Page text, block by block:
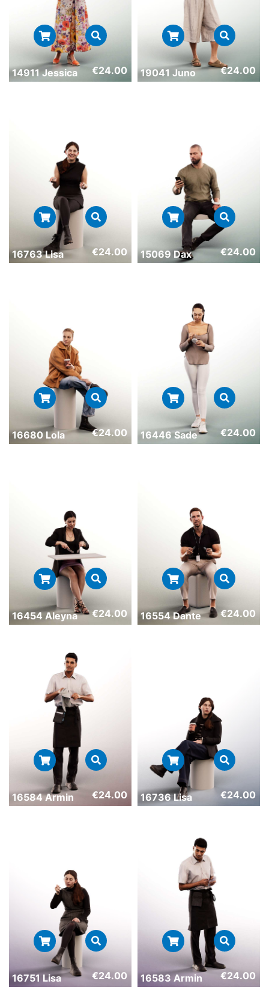
14911 Jessica €24.00 19041 Juno €24.00
16763 Lisa €24.00 15069 Dax €24.00
16680 Lola €24.00 16446 Sade €24.00
16454 Aleyna €24.00 16554 Dante €24.00
16584 Armin €24.00 16736 Lisa €24.00
16751 Lisa €24.00 16583 Armin €24.00